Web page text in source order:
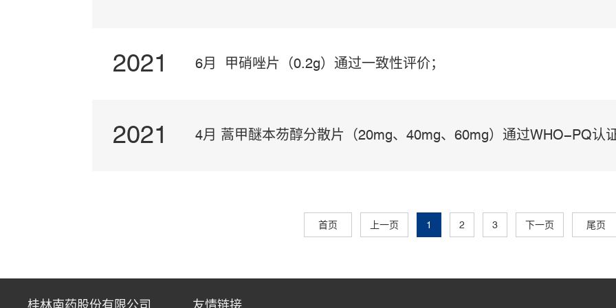
2021 6月 甲硝唑片（0.2g）通过一致性评价；
2021 4月 蒿甲醚本芴醇分散片（20mg、40mg、60mg）通过WHO-PQ认
首页 上一页 1 2 3 下一页 尾页